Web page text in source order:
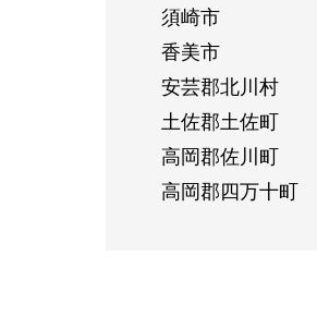
須崎市
香美市
安芸郡北川村
土佐郡土佐町
高岡郡佐川町
高岡郡四万十町